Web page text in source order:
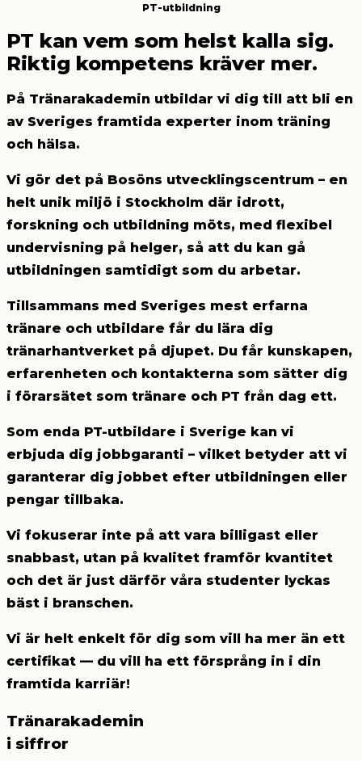
PT-utbildning
PT kan vem som helst kalla sig.
Riktig kompetens kräver mer.
På Tränarakademin utbildar vi dig till att bli en
av Sveriges framtida experter inom träning
och hälsa.
Vi gör det på Bosöns utvecklingscentrum – en
helt unik miljö i Stockholm där idrott,
forskning och utbildning möts, med flexibel
undervisning på helger, så att du kan gå
utbildningen samtidigt som du arbetar.
Tillsammans med Sveriges mest erfarna
tränare och utbildare får du lära dig
tränarhantverket på djupet. Du får kunskapen,
erfarenheten och kontakterna som sätter dig
i förarsätet som tränare och PT från dag ett.
Som enda PT-utbildare i Sverige kan vi
erbjuda dig jobbgaranti – vilket betyder att vi
garanterar dig jobbet efter utbildningen eller
pengar tillbaka.
Vi fokuserar inte på att vara billigast eller
snabbast, utan på kvalitet framför kvantitet
och det är just därför våra studenter lyckas
bäst i branschen.
Vi är helt enkelt för dig som vill ha mer än ett
certifikat — du vill ha ett försprång in i din
framtida karriär!
Tränarakademin
i siffror